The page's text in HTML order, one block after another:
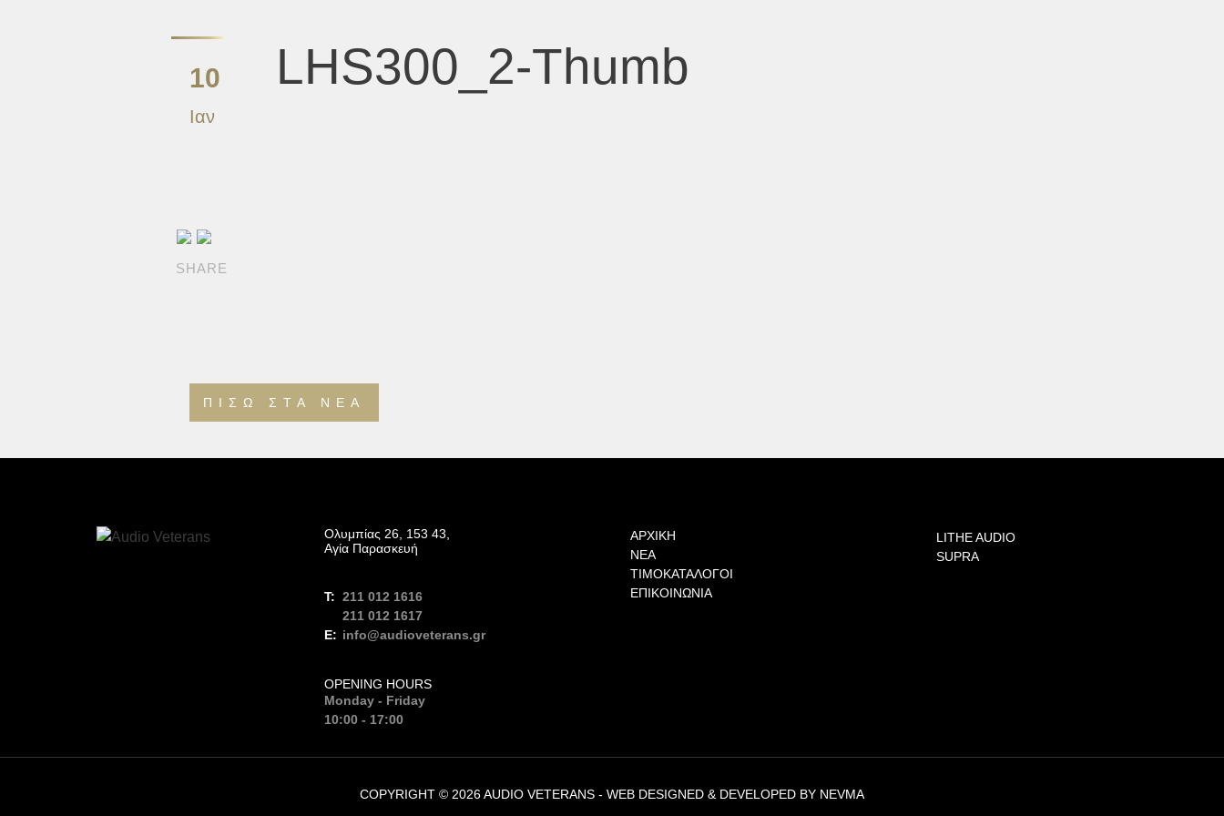
10
Ιαν
LHS300_2-Thumb
SHARE
ΠΊΣΩ ΣΤΑ ΝΈΑ
Ολυμπίας 26, 153 43,
Αγία Παρασκευή
211 012 1616
211 012 1617
info@audioveterans.gr
OPENING HOURS
Monday - Friday
10:00 - 17:00
ΑΡΧΙΚΉ
ΝΈΑ
ΤΙΜΟΚΑΤΆΛΟΓΟΙ
ΕΠΙΚΟΙΝΩΝΊΑ
LITHE AUDIO
SUPRA
COPYRIGHT © 2026 AUDIO VETERANS - WEB DESIGNED & DEVELOPED BY NEVMA